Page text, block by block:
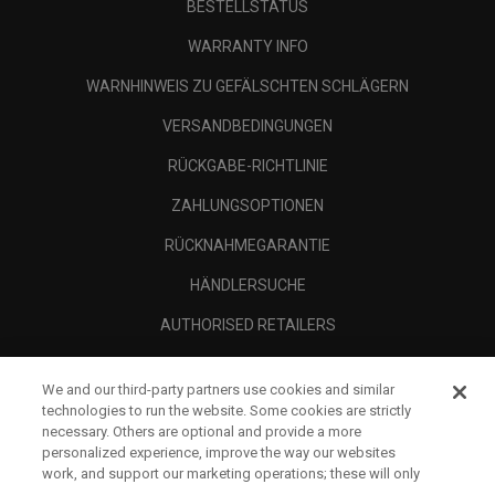
BESTELLSTATUS
WARRANTY INFO
WARNHINWEIS ZU GEFÄLSCHTEN SCHLÄGERN
VERSANDBEDINGUNGEN
RÜCKGABE-RICHTLINIE
ZAHLUNGSOPTIONEN
RÜCKNAHMEGARANTIE
HÄNDLERSUCHE
AUTHORISED RETAILERS
UNTERNEHMENSPROFIL
RECHTLICHES-
We and our third-party partners use cookies and similar
technologies to run the website. Some cookies are strictly
necessary. Others are optional and provide a more
personalized experience, improve the way our websites
work, and support our marketing operations; these will only